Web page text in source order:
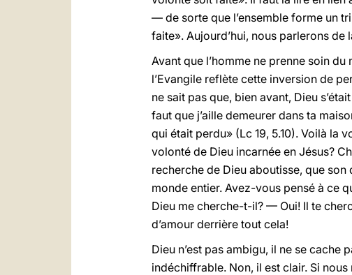
— de sorte que l’ensemble forme un
faite». Aujourd’hui, nous parlerons de
Avant que l’homme ne prenne soin
l’Evangile reflète cette inversion de
ne sait pas que, bien avant, Dieu
faut que j’aille demeurer dans ta
qui était perdu» (Lc 19, 5.10). Voilà la
volonté de Dieu incarnée en Jésus?
recherche de Dieu aboutisse, que son
monde entier. Avez-vous pensé à ce
Dieu me cherche-t-il? — Oui! Il te
d’amour derrière tout cela!
Dieu n’est pas ambigu, il ne se cache
indéchiffrable. Non, il est clair. Si